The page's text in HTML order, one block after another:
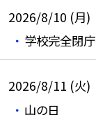
2026/8/10 (月)
学校完全閉庁
2026/8/11 (火)
山の日